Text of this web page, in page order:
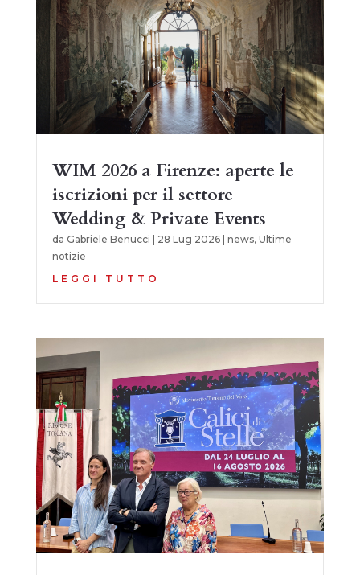
WIM 2026 a Firenze: aperte le
iscrizioni per il settore
Wedding & Private Events
da Gabriele Benucci 28 Lug 2026| news, Ultime
notizie
LEGGI TUTTO